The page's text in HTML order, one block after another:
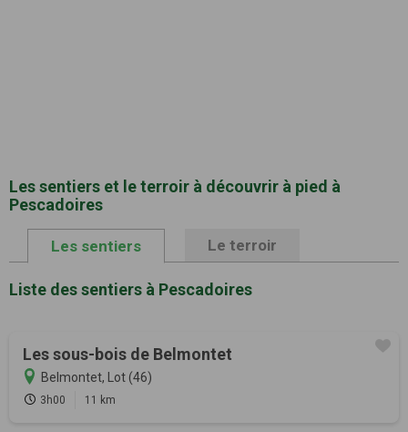
Les sentiers et le terroir à découvrir à pied à
Pescadoires
Les sentiers Le terroir
Liste des sentiers à Pescadoires
Les sous-bois de Belmontet
Belmontet, Lot (46)
3h00 11 km